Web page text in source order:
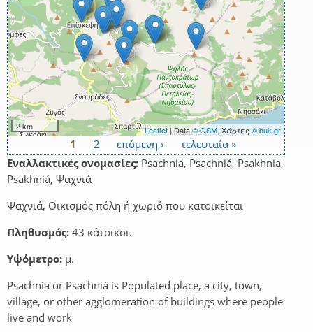
2 km Leaflet| Data© OSM, Χάρτες © buk.gr
Σελίδες
1 2 επόμενη ›
τελευταία »
Εναλλακτικές ονομασίες: Psachnia, Psachniá, Psakhnia,
Psakhniá, Ψαχνιά
Ψαχνιά, Οικισμός πόλη ή χωριό που κατοικείται
Πληθυσμός: 43 κάτοικοι.
Υψόμετρο: μ.
Psachnia or Psachniá is Populated place, a city, town,
village, or other agglomeration of buildings where people
live and work